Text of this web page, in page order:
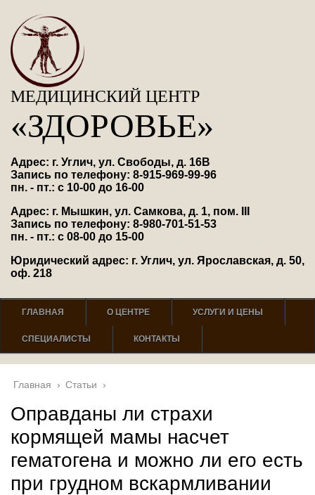
МЕДИЦИНСКИЙ ЦЕНТР
«ЗДОРОВЬЕ»
Адрес: г. Углич, ул. Свободы, д. 16В
Запись по телефону: 8-915-969-99-96
пн. - пт.: с 10-00 до 16-00
Адрес: г. Мышкин, ул. Самкова, д. 1, пом. III
Запись по телефону: 8-980-701-51-53
пн. - пт.: с 08-00 до 15-00
Юридический адрес: г. Углич, ул. Ярославская, д. 50,
оф. 218
ГЛАВНАЯ О ЦЕНТРЕ УСЛУГИ И ЦЕНЫ
СПЕЦИАЛИСТЫ КОНТАКТЫ
Главная › Статьи ›
Оправданы ли страхи
кормящей мамы насчет
гематогена и можно ли его есть
при грудном вскармливании